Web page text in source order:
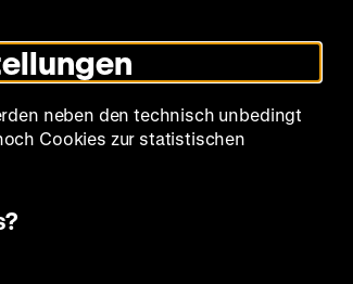
Sprache
Filmreihen Über uns
neben den technisch unbedingt
Cookies zur statistischen